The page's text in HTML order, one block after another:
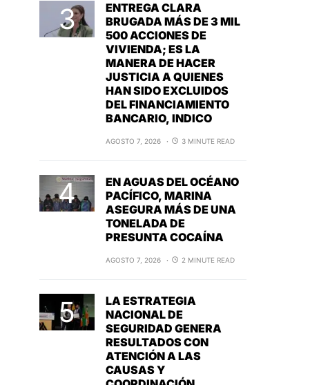
ENTREGA CLARA
BRUGADA MÁS DE 3 MIL
500 ACCIONES DE
VIVIENDA; ES LA
MANERA DE HACER
JUSTICIA A QUIENES
HAN SIDO EXCLUIDOS
DEL FINANCIAMIENTO
BANCARIO, INDICO
AGOSTO 7, 2026 3 MINUTE READ
EN AGUAS DEL OCÉANO
PACÍFICO, MARINA
ASEGURA MÁS DE UNA
TONELADA DE
PRESUNTA COCAÍNA
AGOSTO 7, 2026 2 MINUTE READ
LA ESTRATEGIA
NACIONAL DE
SEGURIDAD GENERA
RESULTADOS CON
ATENCIÓN A LAS
CAUSAS Y